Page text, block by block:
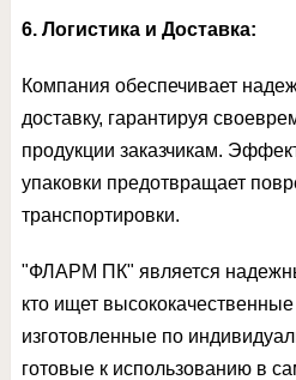
6. Логистика и Доставка:
Компания обеспечивает
доставку, гарантируя
продукции заказчикам.
упаковки предотвращает
транспортировки.
"ФЛАРМ ПК" является
кто ищет
изготовленные по
готовые к использованию в